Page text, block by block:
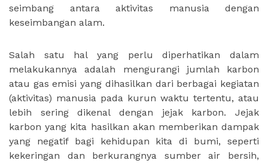
seimbang antara aktivitas manusia dengan
keseimbangan alam.
Salah satu hal yang perlu diperhatikan dalam
melakukannya adalah mengurangi jumlah karbon
atau gas emisi yang dihasilkan dari berbagai kegiatan
(aktivitas) manusia pada kurun waktu tertentu, atau
lebih sering dikenal dengan jejak karbon. Jejak
karbon yang kita hasilkan akan memberikan dampak
yang negatif bagi kehidupan kita di bumi, seperti
kekeringan dan berkurangnya sumber air bersih,